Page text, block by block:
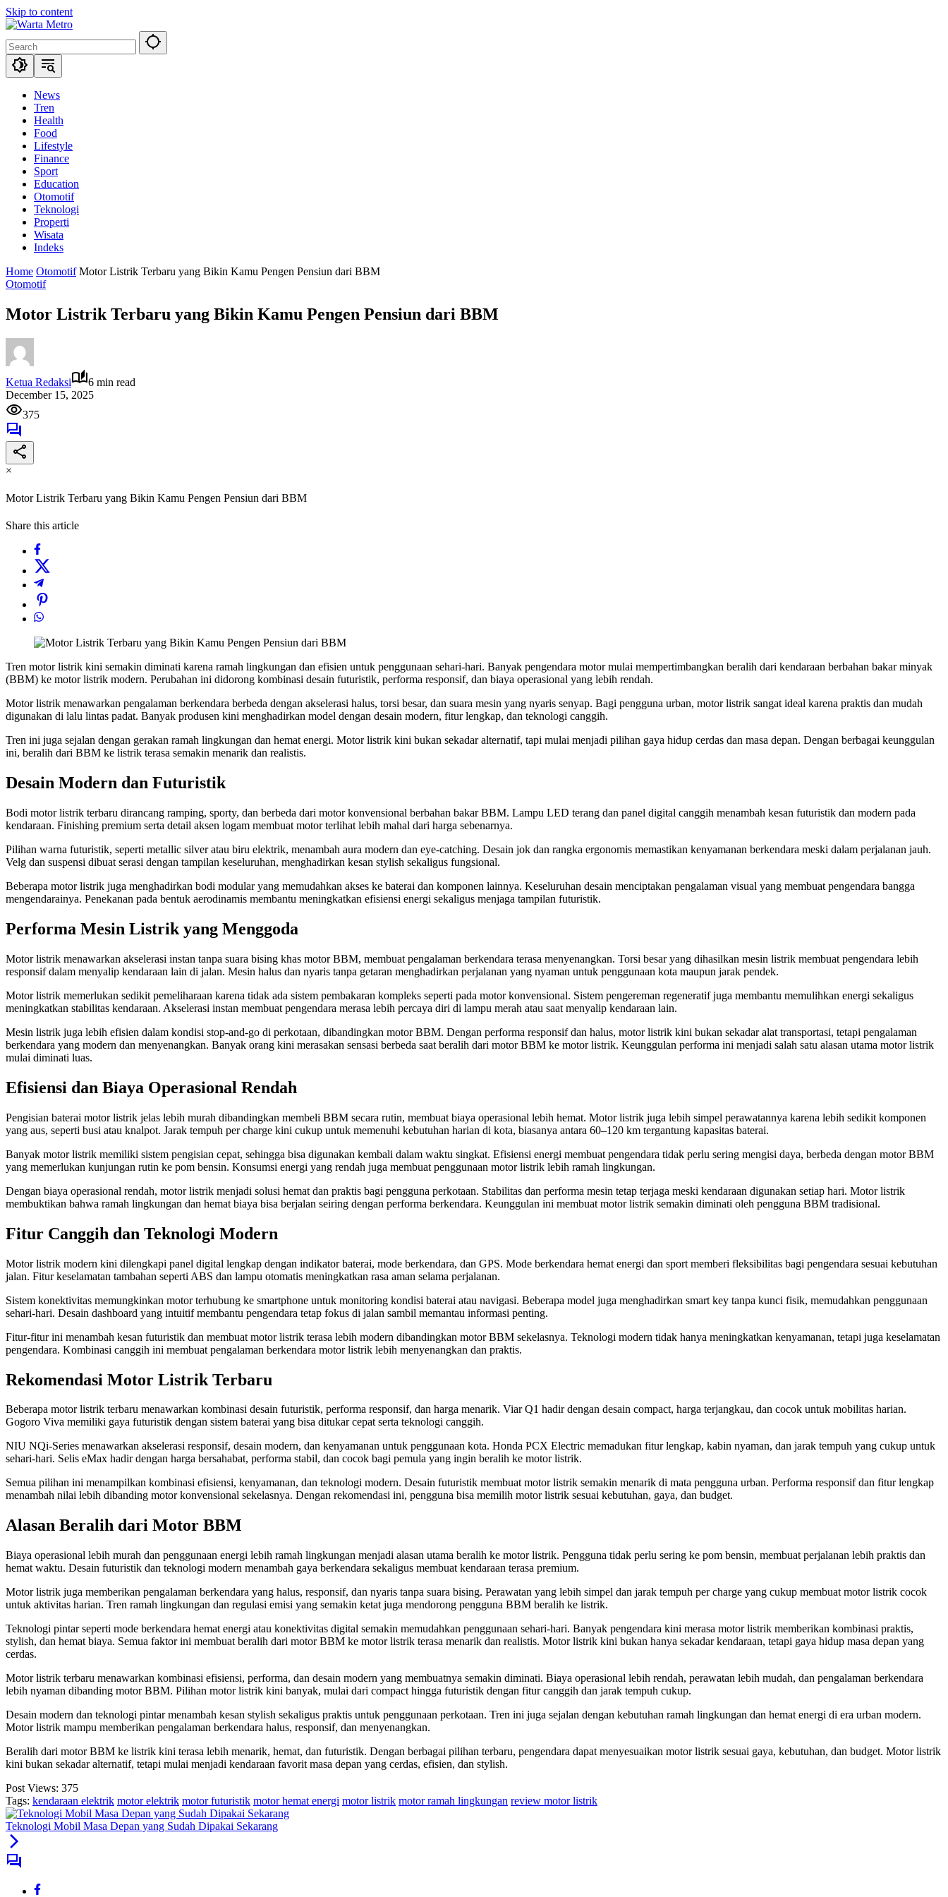
Skip to content
News
Tren
Health
Food
Lifestyle
Finance
Sport
Education
Otomotif
Teknologi
Properti
Wisata
Indeks
Home Otomotif Motor Listrik Terbaru yang Bikin Kamu Pengen Pensiun dari BBM
Otomotif
Motor Listrik Terbaru yang Bikin Kamu Pengen Pensiun dari BBM
Ketua Redaksi
6 min read
December 15, 2025
375
×
Motor Listrik Terbaru yang Bikin Kamu Pengen Pensiun dari BBM
Share this article
Tren motor listrik kini semakin diminati karena ramah lingkungan dan efisien untuk penggunaan sehari-hari. Banyak pengendara motor mulai mempertimbangkan beralih dari kendaraan berbahan bakar minyak
(BBM) ke motor listrik modern. Perubahan ini didorong kombinasi desain futuristik, performa responsif, dan biaya operasional yang lebih rendah.
Motor listrik menawarkan pengalaman berkendara berbeda dengan akselerasi halus, torsi besar, dan suara mesin yang nyaris senyap. Bagi pengguna urban, motor listrik sangat ideal karena praktis dan mudah
digunakan di lalu lintas padat. Banyak produsen kini menghadirkan model dengan desain modern, fitur lengkap, dan teknologi canggih.
Tren ini juga sejalan dengan gerakan ramah lingkungan dan hemat energi. Motor listrik kini bukan sekadar alternatif, tapi mulai menjadi pilihan gaya hidup cerdas dan masa depan. Dengan berbagai keunggulan
ini, beralih dari BBM ke listrik terasa semakin menarik dan realistis.
Desain Modern dan Futuristik
Bodi motor listrik terbaru dirancang ramping, sporty, dan berbeda dari motor konvensional berbahan bakar BBM. Lampu LED terang dan panel digital canggih menambah kesan futuristik dan modern pada
kendaraan. Finishing premium serta detail aksen logam membuat motor terlihat lebih mahal dari harga sebenarnya.
Pilihan warna futuristik, seperti metallic silver atau biru elektrik, menambah aura modern dan eye-catching. Desain jok dan rangka ergonomis memastikan kenyamanan berkendara meski dalam perjalanan jauh.
Velg dan suspensi dibuat serasi dengan tampilan keseluruhan, menghadirkan kesan stylish sekaligus fungsional.
Beberapa motor listrik juga menghadirkan bodi modular yang memudahkan akses ke baterai dan komponen lainnya. Keseluruhan desain menciptakan pengalaman visual yang membuat pengendara bangga
mengendarainya. Penekanan pada bentuk aerodinamis membantu meningkatkan efisiensi energi sekaligus menjaga tampilan futuristik.
Performa Mesin Listrik yang Menggoda
Motor listrik menawarkan akselerasi instan tanpa suara bising khas motor BBM, membuat pengalaman berkendara terasa menyenangkan. Torsi besar yang dihasilkan mesin listrik membuat pengendara lebih
responsif dalam menyalip kendaraan lain di jalan. Mesin halus dan nyaris tanpa getaran menghadirkan perjalanan yang nyaman untuk penggunaan kota maupun jarak pendek.
Motor listrik memerlukan sedikit pemeliharaan karena tidak ada sistem pembakaran kompleks seperti pada motor konvensional. Sistem pengereman regeneratif juga membantu memulihkan energi sekaligus
meningkatkan stabilitas kendaraan. Akselerasi instan membuat pengendara merasa lebih percaya diri di lampu merah atau saat menyalip kendaraan lain.
Mesin listrik juga lebih efisien dalam kondisi stop-and-go di perkotaan, dibandingkan motor BBM. Dengan performa responsif dan halus, motor listrik kini bukan sekadar alat transportasi, tetapi pengalaman
berkendara yang modern dan menyenangkan. Banyak orang kini merasakan sensasi berbeda saat beralih dari motor BBM ke motor listrik. Keunggulan performa ini menjadi salah satu alasan utama motor listrik
mulai diminati luas.
Efisiensi dan Biaya Operasional Rendah
Pengisian baterai motor listrik jelas lebih murah dibandingkan membeli BBM secara rutin, membuat biaya operasional lebih hemat. Motor listrik juga lebih simpel perawatannya karena lebih sedikit komponen
yang aus, seperti busi atau knalpot. Jarak tempuh per charge kini cukup untuk memenuhi kebutuhan harian di kota, biasanya antara 60–120 km tergantung kapasitas baterai.
Banyak motor listrik memiliki sistem pengisian cepat, sehingga bisa digunakan kembali dalam waktu singkat. Efisiensi energi membuat pengendara tidak perlu sering mengisi daya, berbeda dengan motor BBM
yang memerlukan kunjungan rutin ke pom bensin. Konsumsi energi yang rendah juga membuat penggunaan motor listrik lebih ramah lingkungan.
Dengan biaya operasional rendah, motor listrik menjadi solusi hemat dan praktis bagi pengguna perkotaan. Stabilitas dan performa mesin tetap terjaga meski kendaraan digunakan setiap hari. Motor listrik
membuktikan bahwa ramah lingkungan dan hemat biaya bisa berjalan seiring dengan performa berkendara. Keunggulan ini membuat motor listrik semakin diminati oleh pengguna BBM tradisional.
Fitur Canggih dan Teknologi Modern
Motor listrik modern kini dilengkapi panel digital lengkap dengan indikator baterai, mode berkendara, dan GPS. Mode berkendara hemat energi dan sport memberi fleksibilitas bagi pengendara sesuai kebutuhan
jalan. Fitur keselamatan tambahan seperti ABS dan lampu otomatis meningkatkan rasa aman selama perjalanan.
Sistem konektivitas memungkinkan motor terhubung ke smartphone untuk monitoring kondisi baterai atau navigasi. Beberapa model juga menghadirkan smart key tanpa kunci fisik, memudahkan penggunaan
sehari-hari. Desain dashboard yang intuitif membantu pengendara tetap fokus di jalan sambil memantau informasi penting.
Fitur-fitur ini menambah kesan futuristik dan membuat motor listrik terasa lebih modern dibandingkan motor BBM sekelasnya. Teknologi modern tidak hanya meningkatkan kenyamanan, tetapi juga keselamatan
pengendara. Kombinasi canggih ini membuat pengalaman berkendara motor listrik lebih menyenangkan dan praktis.
Rekomendasi Motor Listrik Terbaru
Beberapa motor listrik terbaru menawarkan kombinasi desain futuristik, performa responsif, dan harga menarik. Viar Q1 hadir dengan desain compact, harga terjangkau, dan cocok untuk mobilitas harian.
Gogoro Viva memiliki gaya futuristik dengan sistem baterai yang bisa ditukar cepat serta teknologi canggih.
NIU NQi-Series menawarkan akselerasi responsif, desain modern, dan kenyamanan untuk penggunaan kota. Honda PCX Electric memadukan fitur lengkap, kabin nyaman, dan jarak tempuh yang cukup untuk
sehari-hari. Selis eMax hadir dengan harga bersahabat, performa stabil, dan cocok bagi pemula yang ingin beralih ke motor listrik.
Semua pilihan ini menampilkan kombinasi efisiensi, kenyamanan, dan teknologi modern. Desain futuristik membuat motor listrik semakin menarik di mata pengguna urban. Performa responsif dan fitur lengkap
menambah nilai lebih dibanding motor konvensional sekelasnya. Dengan rekomendasi ini, pengguna bisa memilih motor listrik sesuai kebutuhan, gaya, dan budget.
Alasan Beralih dari Motor BBM
Biaya operasional lebih murah dan penggunaan energi lebih ramah lingkungan menjadi alasan utama beralih ke motor listrik. Pengguna tidak perlu sering ke pom bensin, membuat perjalanan lebih praktis dan
hemat waktu. Desain futuristik dan teknologi modern menambah gaya berkendara sekaligus membuat kendaraan terasa premium.
Motor listrik juga memberikan pengalaman berkendara yang halus, responsif, dan nyaris tanpa suara bising. Perawatan yang lebih simpel dan jarak tempuh per charge yang cukup membuat motor listrik cocok
untuk aktivitas harian. Tren ramah lingkungan dan regulasi emisi yang semakin ketat juga mendorong pengguna BBM beralih ke listrik.
Teknologi pintar seperti mode berkendara hemat energi atau konektivitas digital semakin memudahkan penggunaan sehari-hari. Banyak pengendara kini merasa motor listrik memberikan kombinasi praktis,
stylish, dan hemat biaya. Semua faktor ini membuat beralih dari motor BBM ke motor listrik terasa menarik dan realistis. Motor listrik kini bukan hanya sekadar kendaraan, tetapi gaya hidup masa depan yang
cerdas.
Motor listrik terbaru menawarkan kombinasi efisiensi, performa, dan desain modern yang membuatnya semakin diminati. Biaya operasional lebih rendah, perawatan lebih mudah, dan pengalaman berkendara
lebih nyaman dibanding motor BBM. Pilihan motor listrik kini banyak, mulai dari compact hingga futuristik dengan fitur canggih dan jarak tempuh cukup.
Desain modern dan teknologi pintar menambah kesan stylish sekaligus praktis untuk penggunaan perkotaan. Tren ini juga sejalan dengan kebutuhan ramah lingkungan dan hemat energi di era urban modern.
Motor listrik mampu memberikan pengalaman berkendara halus, responsif, dan menyenangkan.
Beralih dari motor BBM ke listrik kini terasa lebih menarik, hemat, dan futuristik. Dengan berbagai pilihan terbaru, pengendara dapat menyesuaikan motor listrik sesuai gaya, kebutuhan, dan budget. Motor listrik
kini bukan sekadar alternatif, tetapi mulai menjadi kendaraan favorit masa depan yang cerdas, efisien, dan stylish.
Post Views: 375
Tags: kendaraan elektrik motor elektrik motor futuristik motor hemat energi motor listrik motor ramah lingkungan review motor listrik
Teknologi Mobil Masa Depan yang Sudah Dipakai Sekarang